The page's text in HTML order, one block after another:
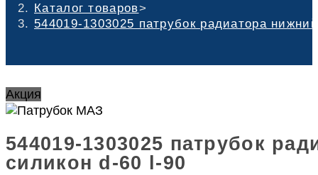
Каталог товаров>
544019-1303025 патрубок радиатора
Акция
544019-1303025 патрубок
силикон d-60 l-90